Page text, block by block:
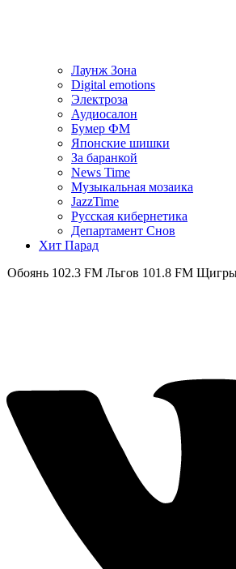
Лаунж Зона
Digital emotions
Электроза
Аудиосалон
Бумер ФМ
Японскиe шишки
За баранкой
News Time
Музыкальная мозаика
JazzTime
Русская кибернетика
Департамент Снов
Хит Парад
FM Льгов 101.8 FM Щигры 107.8 FM